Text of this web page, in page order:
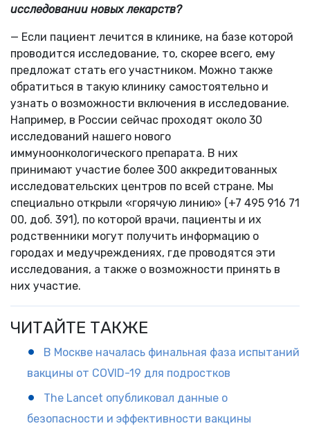
исследовании новых лекарств?
— Если пациент лечится в клинике, на базе которой
проводится исследование, то, скорее всего, ему
предложат стать его участником. Можно также
обратиться в такую клинику самостоятельно и
узнать о возможности включения в исследование.
Например, в России сейчас проходят около 30
исследований нашего нового
иммуноонкологического препарата. В них
принимают участие более 300 аккредитованных
исследовательских центров по всей стране. Мы
специально открыли «горячую линию» (+7 495 916 71
00, доб. 391), по которой врачи, пациенты и их
родственники могут получить информацию о
городах и медучреждениях, где проводятся эти
исследования, а также о возможности принять в
них участие.
ЧИТАЙТЕ ТАКЖЕ
В Москве началась финальная фаза испытаний
вакцины от COVID-19 для подростков
The Lancet опубликовал данные о
безопасности и эффективности вакцины